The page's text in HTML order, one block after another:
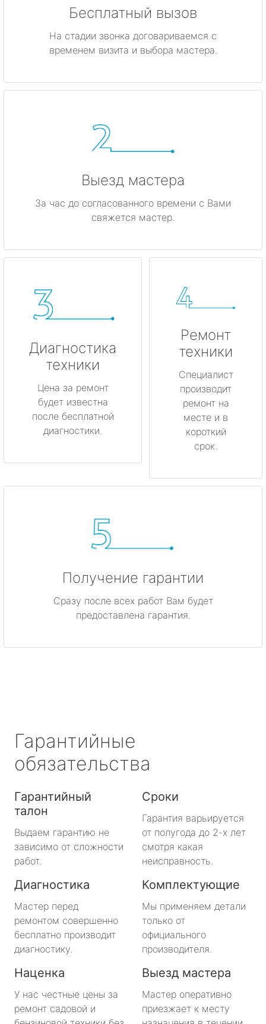
Бесплатный вызов
На стадии звонка договариваемся с
временем визита и выбора мастера.
Выезд мастера
За час до согласованного времени с Вами
свяжется мастер.
Диагностика
техники
Цена за ремонт
будет известна
после бесплатной
диагностики.
Ремонт
техники
Специалист
производит
ремонт на
месте и в
короткий
срок.
Получение гарантии
Сразу после всех работ Вам будет
предоставлена гарантия.
Гарантийные
обязательства
Гарантийный
талон
Выдаем гарантию не
зависимо от сложности
работ.
Сроки
Гарантия варьируется
от полугода до 2-х лет
смотря какая
неисправность.
Диагностика
Мастер перед
ремонтом совершенно
бесплатно производит
диагностику.
Комплектующие
Мы применяем детали
только от
официального
производителя.
Наценка
У нас честные цены за
ремонт садовой и
Выезд мастера
Мастер оперативно
приезжает к месту